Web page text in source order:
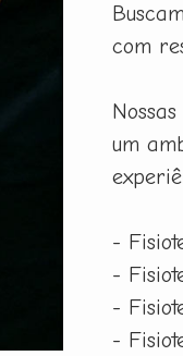
com
um
-
-
-
-